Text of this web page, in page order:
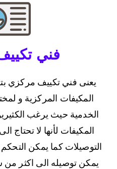
فني
يعنى فني تكييف مركزي
المكيفات المركزية و
الخدمية حيث يرغب
المكيفات لأنها لا تحتاج
التوصيلات كما يمكن
يمكن توصيله الى اكثر